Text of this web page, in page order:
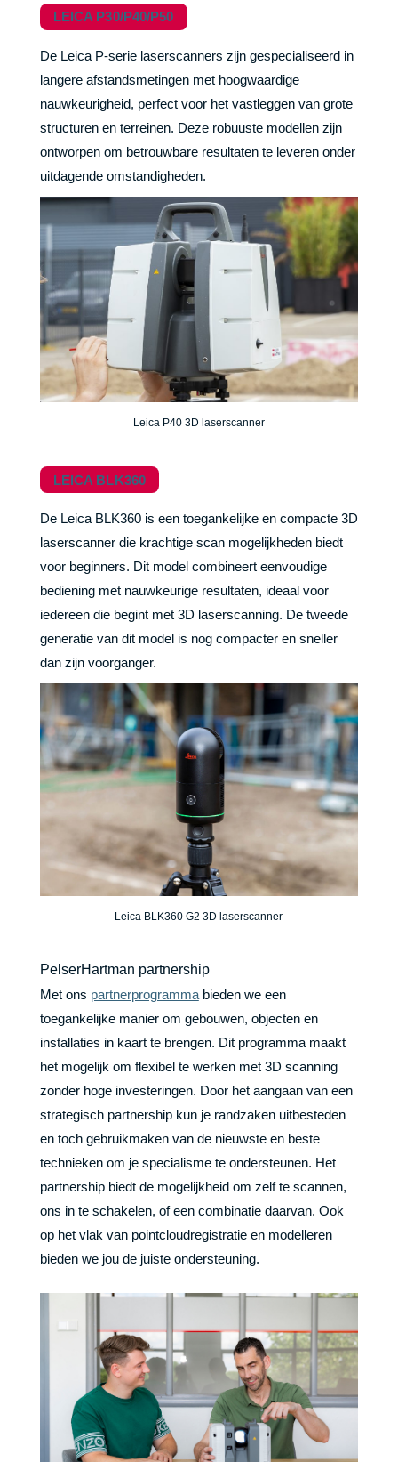
LEICA P30/P40/P50
De Leica P-serie laserscanners zijn gespecialiseerd in
langere afstandsmetingen met hoogwaardige
nauwkeurigheid, perfect voor het vastleggen van grote
structuren en terreinen. Deze robuuste modellen zijn
ontworpen om betrouwbare resultaten te leveren onder
uitdagende omstandigheden.
Leica P40 3D laserscanner
LEICA BLK360
De Leica BLK360 is een toegankelijke en compacte 3D
laserscanner die krachtige scan mogelijkheden biedt
voor beginners. Dit model combineert eenvoudige
bediening met nauwkeurige resultaten, ideaal voor
iedereen die begint met 3D laserscanning. De tweede
generatie van dit model is nog compacter en sneller
dan zijn voorganger.
Leica BLK360 G2 3D laserscanner
PelserHartman partnership
Met ons partnerprogrammabieden we een
toegankelijke manier om gebouwen, objecten en
installaties in kaart te brengen. Dit programma maakt
het mogelijk om flexibel te werken met 3D scanning
zonder hoge investeringen. Door het aangaan van een
strategisch partnership kun je randzaken uitbesteden
en toch gebruikmaken van de nieuwste en beste
technieken om je specialisme te ondersteunen. Het
partnership biedt de mogelijkheid om zelf te scannen,
ons in te schakelen, of een combinatie daarvan. Ook
op het vlak van pointcloudregistratie en modelleren
bieden we jou de juiste ondersteuning.